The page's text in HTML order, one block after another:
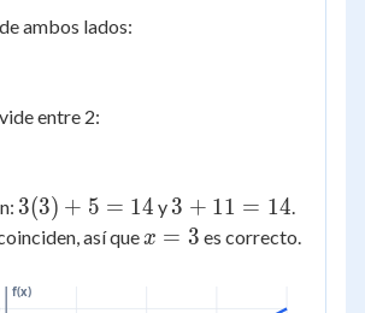
ambos lados:
entre 2:
3(3)
+ 5
14
3(3) + 5 = 14 y 3
+
3 + 11 = 14.
así que x
x = 3 es correcto.
f(x)